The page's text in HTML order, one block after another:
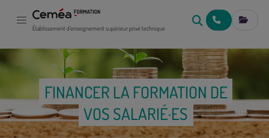
Établissement d'enseignement supérieur privé technique NOUS MES
FINANCER LA FORMATION DE
VOS SALARIÉ·ES